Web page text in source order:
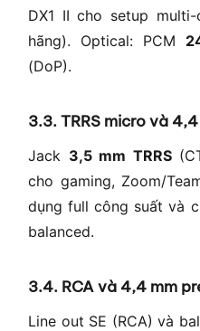
DX1 II cho setup
hãng). Optical: PCM
(DoP).
3.3. TRRS micro và
Jack 3,5 mm TRRS
cho gaming, Zoom/
dụng full công suất và
balanced.
3.4. RCA và 4,4 mm
Line out SE (RCA) và